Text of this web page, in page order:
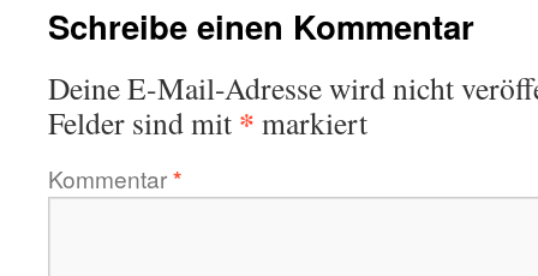
Schreibe einen Kommentar
Deine E-Mail-Adresse wird nicht
Felder sind mit * markiert
Kommentar*